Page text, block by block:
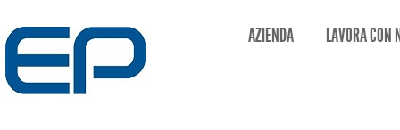
AZIENDA LAVORA CON